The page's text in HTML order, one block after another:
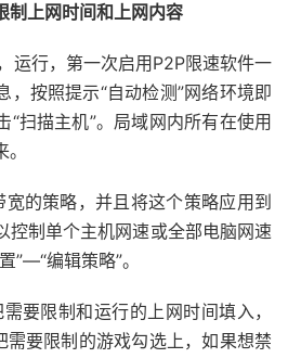
上网时间和上网内容
运行，第一次启用P2P限速软件一
，按照提示“自动检测”网络环境即
“扫描主机”。局域网内所有在使用
的策略，并且将这个策略应用到
控制单个主机网速或全部电脑网速
”—“编辑策略”。
要限制和运行的上网时间填入，
需要限制的游戏勾选上，如果想禁